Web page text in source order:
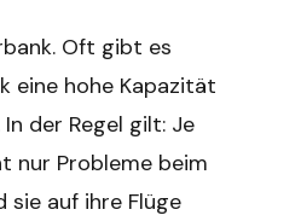
Oft gibt es
eine hohe Kapazität
der Regel gilt: Je
nur Probleme beim
sie auf ihre Flüge